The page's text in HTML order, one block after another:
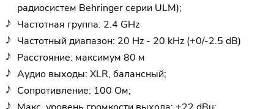
радиосистем Behringer серии ULM);
Частотная группа: 2.4 GHz
Частотный диапазон: 20 Hz - 20 kHz (+0/-2.5 dB)
Расстояние: максимум 80 м
Аудио выходы: XLR, балансный;
Сопротивление: 100 Ом;